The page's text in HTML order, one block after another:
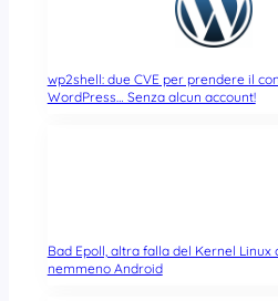
wp2shell: due CVE per prendere il
WordPress… Senza alcun account!
Bad Epoll, altra falla del Kernel
nemmeno Android